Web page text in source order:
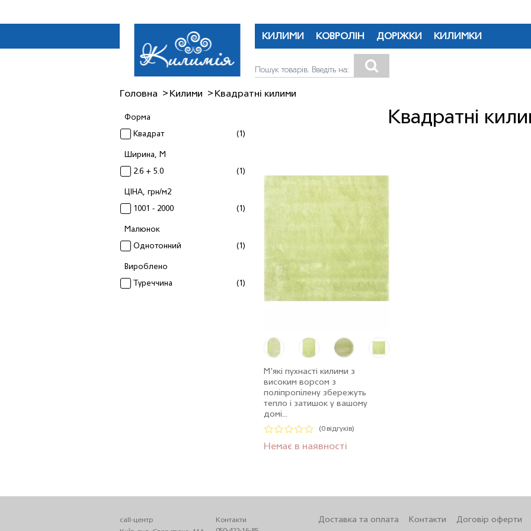
КИЛИМИ КОВРОЛІН ДОРІЖКИ КИЛИМКИ
Головна Килими Квадратнi килими
Форма
Квадрат (1)
Ширина, М
2.6 + 5.0 (1)
ЦІНА, грн/м2
1001 - 2000 (1)
Малюнок
Однотонний (1)
Вироблено
Туреччина (1)
Квадратнi
М'які пухнасті килими з
високим ворсом з
поліпропілену збережуть
тепло і затишок у вашому
домі...
(0 відгуків)
Немає в наявності
call-центр
Контакти
Доставка та оплата Контакти Договір оферти